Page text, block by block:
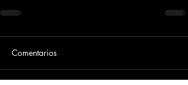
Comentarios